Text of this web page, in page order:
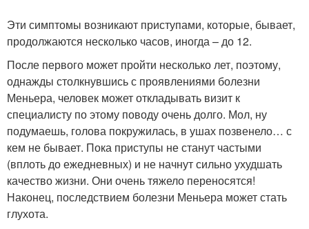
Эти симптомы возникают приступами, которые, бывает,
продолжаются несколько часов, иногда – до 12.
После первого может пройти несколько лет, поэтому,
однажды столкнувшись с проявлениями болезни
Меньера, человек может откладывать визит к
специалисту по этому поводу очень долго. Мол, ну
подумаешь, голова покружилась, в ушах позвенело… с
кем не бывает. Пока приступы не станут частыми
(вплоть до ежедневных) и не начнут сильно ухудшать
качество жизни. Они очень тяжело переносятся!
Наконец, последствием болезни Меньера может стать
глухота.